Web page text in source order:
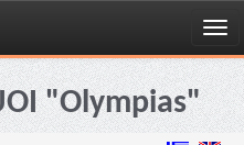
"Olympias"